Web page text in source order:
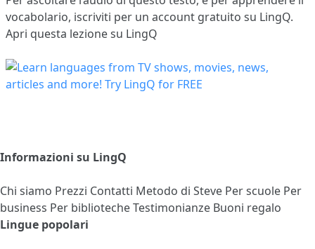
vocabolario, iscriviti per un account gratuito su LingQ.
Apri questa lezione su LingQ
Informazioni su LingQ
Chi siamo Prezzi Contatti Metodo di Steve Per scuole Per
business Per bibliotecheTestimonianze Buoni regalo
Lingue popolari